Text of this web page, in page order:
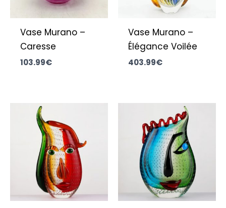
Vase Murano –
Caresse
103.99€
Vase Murano –
Élégance Voilée
403.99€